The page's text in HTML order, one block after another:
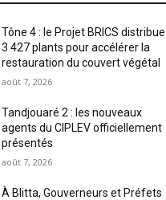
Tône 4 : le Projet BRICS distribue
3 427 plants pour accélérer la
restauration du couvert végétal
août 7, 2026
Tandjouaré 2 : les nouveaux
agents du CIPLEV officiellement
présentés
août 7, 2026
À Blitta, Gouverneurs et Préfets